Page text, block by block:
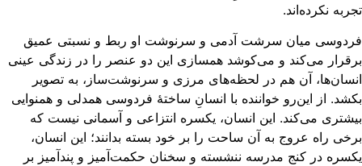
نکرده‌اند.
میان سرشت آدمی و سرنوشت او ربط و نسبتی عمیق
می‌کند و می‌کوشد همسازی این دو عنصر را در زندگی عینی
آن هم در لحظه‌های مرزی و سرنوشت‌ساز، به تصویر
از این‌رو خواننده با انسانِ ساختهٔ فردوسی همدلی و همنوایی
می‌کند. این انسان، یکسره انتزاعی و آسمانی نیست که
راه عروج به آن ساحت را بر خود بسته بدانند؛ این انسان،
در کنج مدرسه ننشسته و سخنان حکمت‌آمیز و پندآمیز بر